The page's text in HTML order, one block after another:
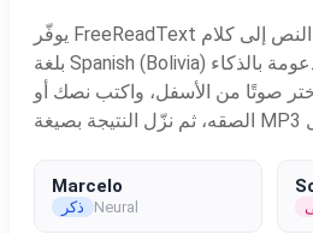
يوفّر FreeReadText عدد 2 من أصوات تحويل النص إلى كلام
بلغة Spanish (Bolivia) الطبيعية والمدعومة بالذكاء
صوتًا من الأسفل، واكتب نصك أو
Marcelo
ذكر Neural